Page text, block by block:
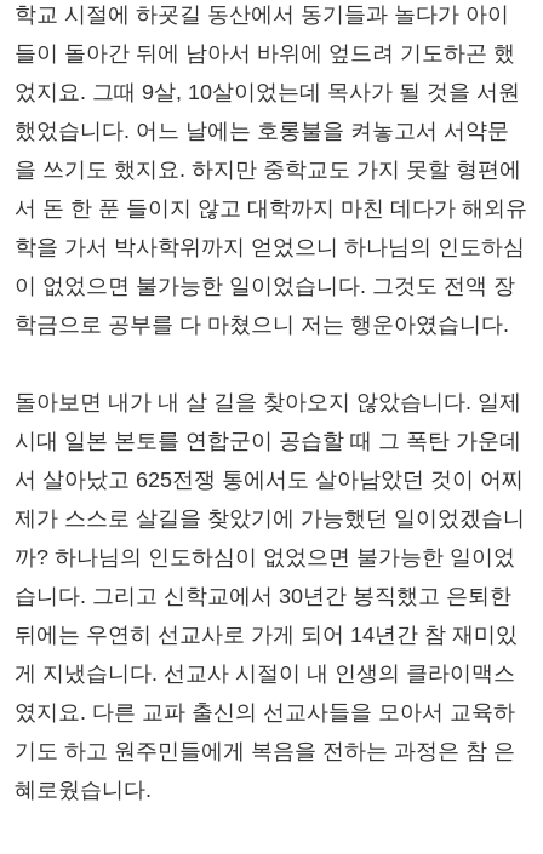
학교 시절에 하굣길 동산에서 동기들과 놀다가 아이
들이 돌아간 뒤에 남아서 바위에 엎드려 기도하곤 했
었지요. 그때 9살, 10살이었는데 목사가 될 것을 서원
했었습니다. 어느 날에는 호롱불을 켜놓고서 서약문
을 쓰기도 했지요. 하지만 중학교도 가지 못할 형편에
서 돈 한 푼 들이지 않고 대학까지 마친 데다가 해외유
학을 가서 박사학위까지 얻었으니 하나님의 인도하심
이 없었으면 불가능한 일이었습니다. 그것도 전액 장
학금으로 공부를 다 마쳤으니 저는 행운아였습니다.
돌아보면 내가 내 살 길을 찾아오지 않았습니다. 일제
시대 일본 본토를 연합군이 공습할 때 그 폭탄 가운데
서 살아났고 625전쟁 통에서도 살아남았던 것이 어찌
제가 스스로 살길을 찾았기에 가능했던 일이었겠습니
까? 하나님의 인도하심이 없었으면 불가능한 일이었
습니다. 그리고 신학교에서 30년간 봉직했고 은퇴한
뒤에는 우연히 선교사로 가게 되어 14년간 참 재미있
게 지냈습니다. 선교사 시절이 내 인생의 클라이맥스
였지요. 다른 교파 출신의 선교사들을 모아서 교육하
기도 하고 원주민들에게 복음을 전하는 과정은 참 은
혜로웠습니다.